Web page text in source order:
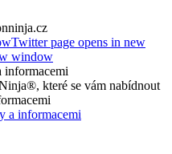
Twitter page opens in new
window
které se vám nabídnout